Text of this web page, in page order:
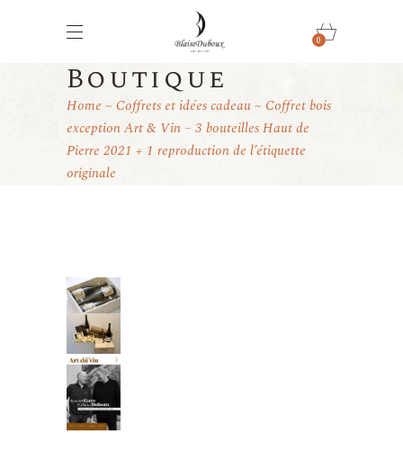
0
Boutique
Home Coffrets et idées cadeau
Coffret bois
exception Art & Vin – 3 bouteilles Haut de
Pierre 2021 + 1 reproduction de l’étiquette
originale